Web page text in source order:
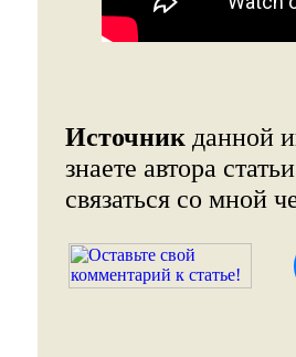
Источник данной
знаете автора
связаться со мной